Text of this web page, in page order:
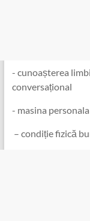
️- cunoașterea
conversațional
-️ masina
– condiție fizică